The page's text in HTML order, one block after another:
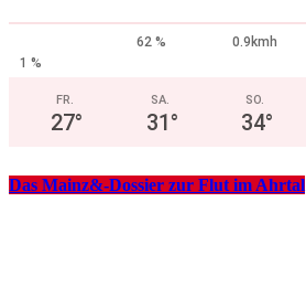
62 %
0.9kmh
1 %
FR.
27°
SA.
31°
SO.
34°
Das Mainz&-Dossier zur Flut im Ahrtal